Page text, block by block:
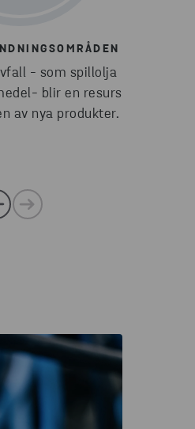
- som spillolja
blir en resurs
av nya produkter.